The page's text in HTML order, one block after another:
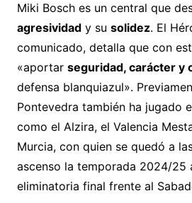
Miki Bosch es un central que
agresividady su solidez. El
comunicado, detalla que con
«aportar seguridad, carácter y
defensa blanquiazul».
Pontevedra también ha jugado
como el Alzira, el Valencia
Murcia, con quien se quedó a
ascenso la temporada 2024/25
eliminatoria final frente al